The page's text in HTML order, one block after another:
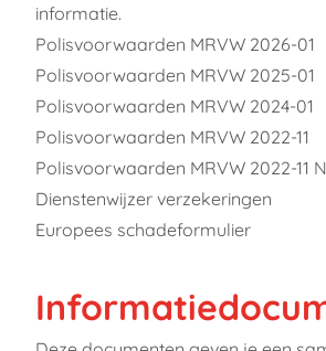
informatie.
Polisvoorwaarden MRVW 2026-01
Polisvoorwaarden MRVW 2025-01
Polisvoorwaarden MRVW 2024-01
Polisvoorwaarden MRVW 2022-11
Polisvoorwaarden MRVW 2022-11
Dienstenwijzer verzekeringen
Europees schadeformulier